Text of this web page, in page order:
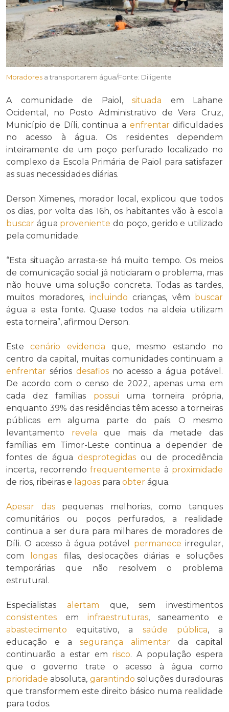
Moradores a transportarem água/Fonte: Diligente
A comunidade de Paiol, situada em Lahane
Ocidental, no Posto Administrativo de Vera Cruz,
Município de Díli, continua a enfrentardificuldades
no acesso à água. Os residentes dependem
inteiramente de um poço perfurado localizado no
complexo da Escola Primária de Paiol para satisfazer
as suas necessidades diárias.
Derson Ximenes, morador local, explicou que todos
os dias, por volta das 16h, os habitantes vão à escola
buscar água proveniente do poço, gerido e utilizado
pela comunidade.
“Esta situação arrasta-se há muito tempo. Os meios
de comunicação social já noticiaram o problema, mas
não houve uma solução concreta. Todas as tardes,
muitos moradores, incluindo crianças, vêm buscar
água a esta fonte. Quase todos na aldeia utilizam
esta torneira”, afirmou Derson.
Estecenário evidencia que, mesmo estando no
centro da capital, muitas comunidades continuam a
enfrentar sérios desafiosno acesso a água potável.
De acordo com o censo de 2022, apenas uma em
cada dez famílias possui uma torneira própria,
enquanto 39% das residências têm acesso a torneiras
públicas em alguma parte do país. O mesmo
levantamento revela que mais da metade das
famílias em Timor-Leste continua a depender de
fontes de água desprotegidas ou de procedência
incerta, recorrendo frequentemente à proximidade
de rios, ribeiras e lagoas para obter água.
Apesar daspequenas melhorias, como tanques
comunitários ou poços perfurados, a realidade
continua a ser dura para milhares de moradores de
Díli. O acesso à água potável permanece irregular,
com
longas filas, deslocações diárias e soluções
temporárias que não resolvem o problema
estrutural.
Especialistas alertam que, sem investimentos
consistentes em infraestruturas, saneamento e
abastecimento equitativo, a saúde pública, a
educação e a segurança alimentar da capital
continuarão a estar em risco. A população espera
que o governo trate o acesso à água como
prioridade absoluta, garantindo soluções duradouras
que transformem este direito básico numa realidade
para todos.